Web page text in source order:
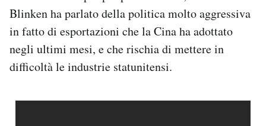
Blinken ha parlato della politica molto aggressiva
in fatto di esportazioni che la Cina ha adottato
negli ultimi mesi, e che rischia di mettere in
difficoltà le industrie statunitensi.